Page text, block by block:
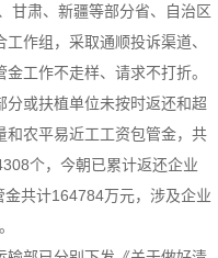
甘肃、新疆等部分省、自治区
作组，采取通顺投诉渠道、
工作不走样、请求不打折。
或扶植单位未按时返还和超
和农平易近工工资包管金，共
个，今朝已累计返还企业
共计164784万元，涉及企业